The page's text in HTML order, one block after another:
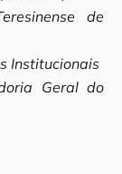
de
Institucionais
Geral do